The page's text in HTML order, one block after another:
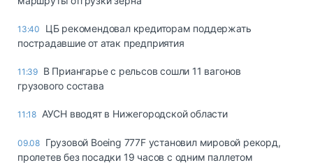
13:40
ЦБ рекомендовал кредиторам поддержать
пострадавшие от атак предприятия
11:39 В Приангарье с рельсов сошли 11 вагонов
грузового состава
11:18 АУСН вводят в Нижегородской области
09.08 Грузовой Boeing 777F установил мировой рекорд,
пролетев без посадки 19 часов с одним паллетом